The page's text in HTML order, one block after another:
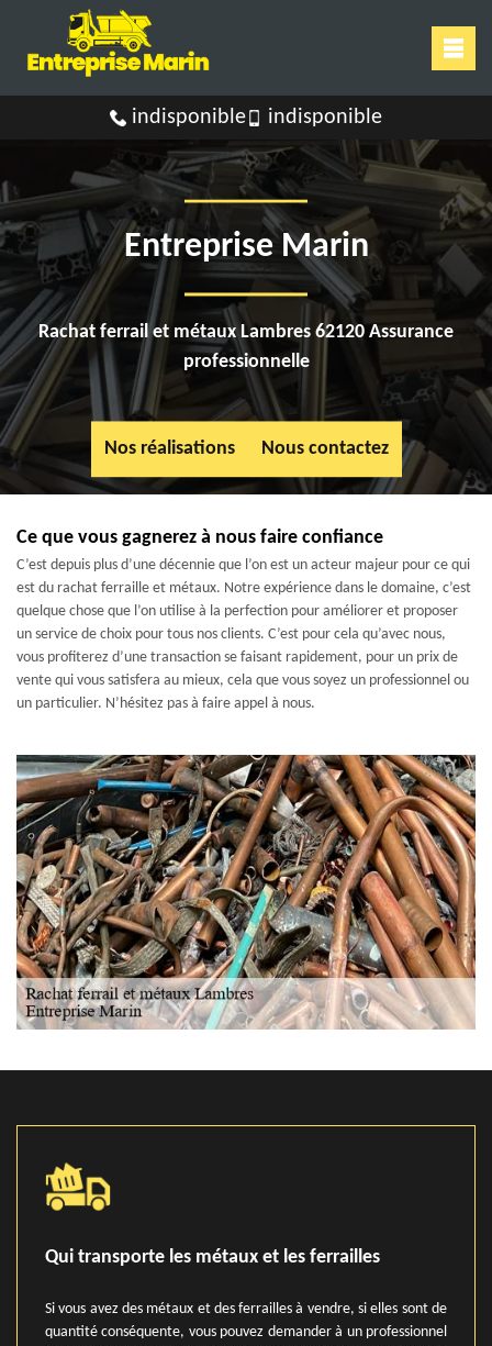
indisponible indisponible
Entreprise Marin
Rachat ferrail et métaux Lambres 62120 Assurance
professionnelle
Nos réalisations Nous contactez
Ce que vous gagnerez à nous faire confiance
C’est depuis plus d’une décennie que l’on est un acteur majeur pour ce qui
est du rachat ferraille et métaux. Notre expérience dans le domaine, c’est
quelque chose que l’on utilise à la perfection pour améliorer et proposer
un service de choix pour tous nos clients. C’est pour cela qu’avec nous,
vous profiterez d’une transaction se faisant rapidement, pour un prix de
vente qui vous satisfera au mieux, cela que vous soyez un professionnel ou
un particulier. N’hésitez pas à faire appel à nous.
Qui transporte les métaux et les ferrailles
Si vous avez des métaux et des ferrailles à vendre, si elles sont de
quantité conséquente, vous pouvez demander à un professionnel